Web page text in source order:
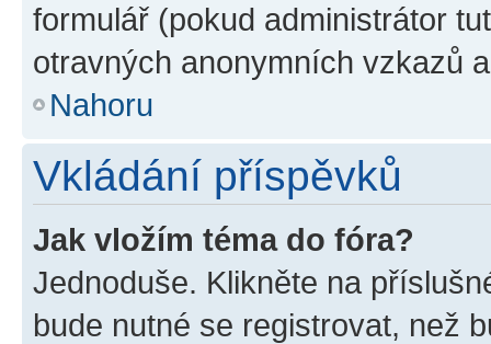
formulář (pokud administrátor
otravných anonymních vzkazů
Nahoru
Vkládání příspěvků
Jak vložím téma do fóra?
Jednoduše. Klikněte na
bude nutné se registrovat, než